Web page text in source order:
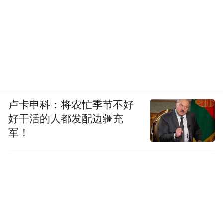
卢卡申科：将农忙季节不好
好干活的人都发配边疆充
军！